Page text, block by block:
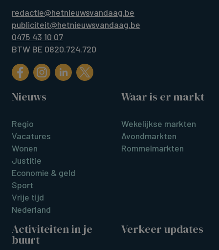
redactie@hetnieuwsvandaag.be
publiciteit@hetnieuwsvandaag.be
0475 43 10 07
BTW BE 0820.724.720
Nieuws
Regio
Vacatures
Wonen
Justitie
Economie & geld
Sport
Vrije tijd
Nederland
Waar is er markt
Wekelijkse markten
Avondmarkten
Rommelmarkten
Activiteiten in je
buurt
Verkeer updates